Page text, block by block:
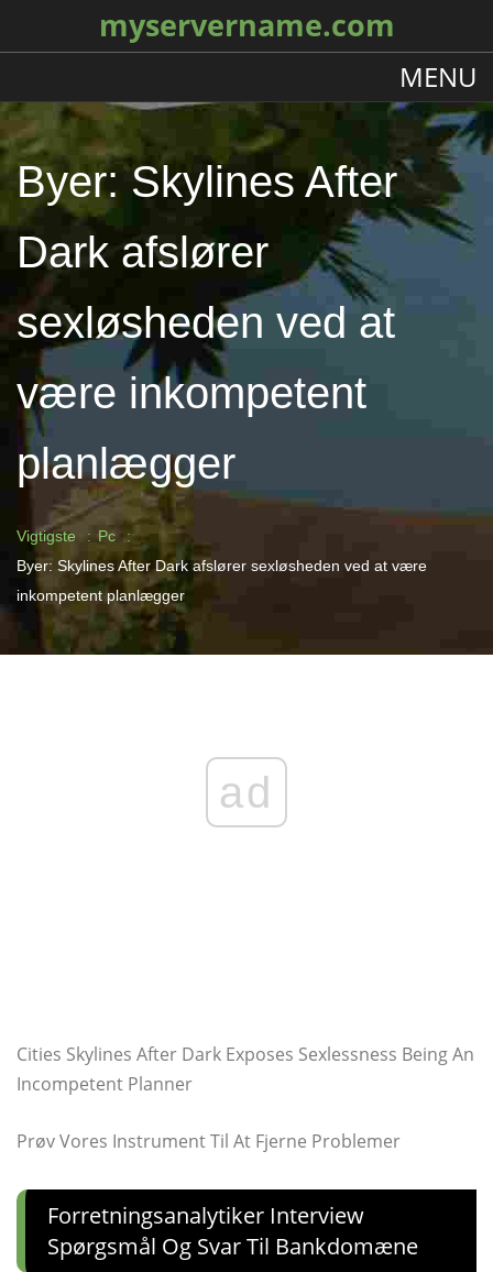
myservername.com
MENU
Byer: Skylines After
Dark afslører
sexløsheden ved at
være inkompetent
planlægger
Vigtigste
Pc
Byer: Skylines After Dark afslører sexløsheden ved at være
inkompetent planlægger
ad
Cities Skylines After Dark Exposes Sexlessness Being An
Incompetent Planner
Prøv Vores Instrument Til At Fjerne Problemer
Forretningsanalytiker Interview
Spørgsmål Og Svar Til Bankdomæne